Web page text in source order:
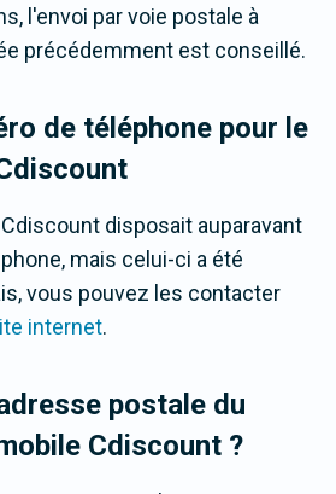
l'envoi par voie postale à
précédemment est conseillé.
de téléphone pour le
disposait auparavant
mais celui-ci a été
vous pouvez les contacter
internet.
postale du
Cdiscount ?